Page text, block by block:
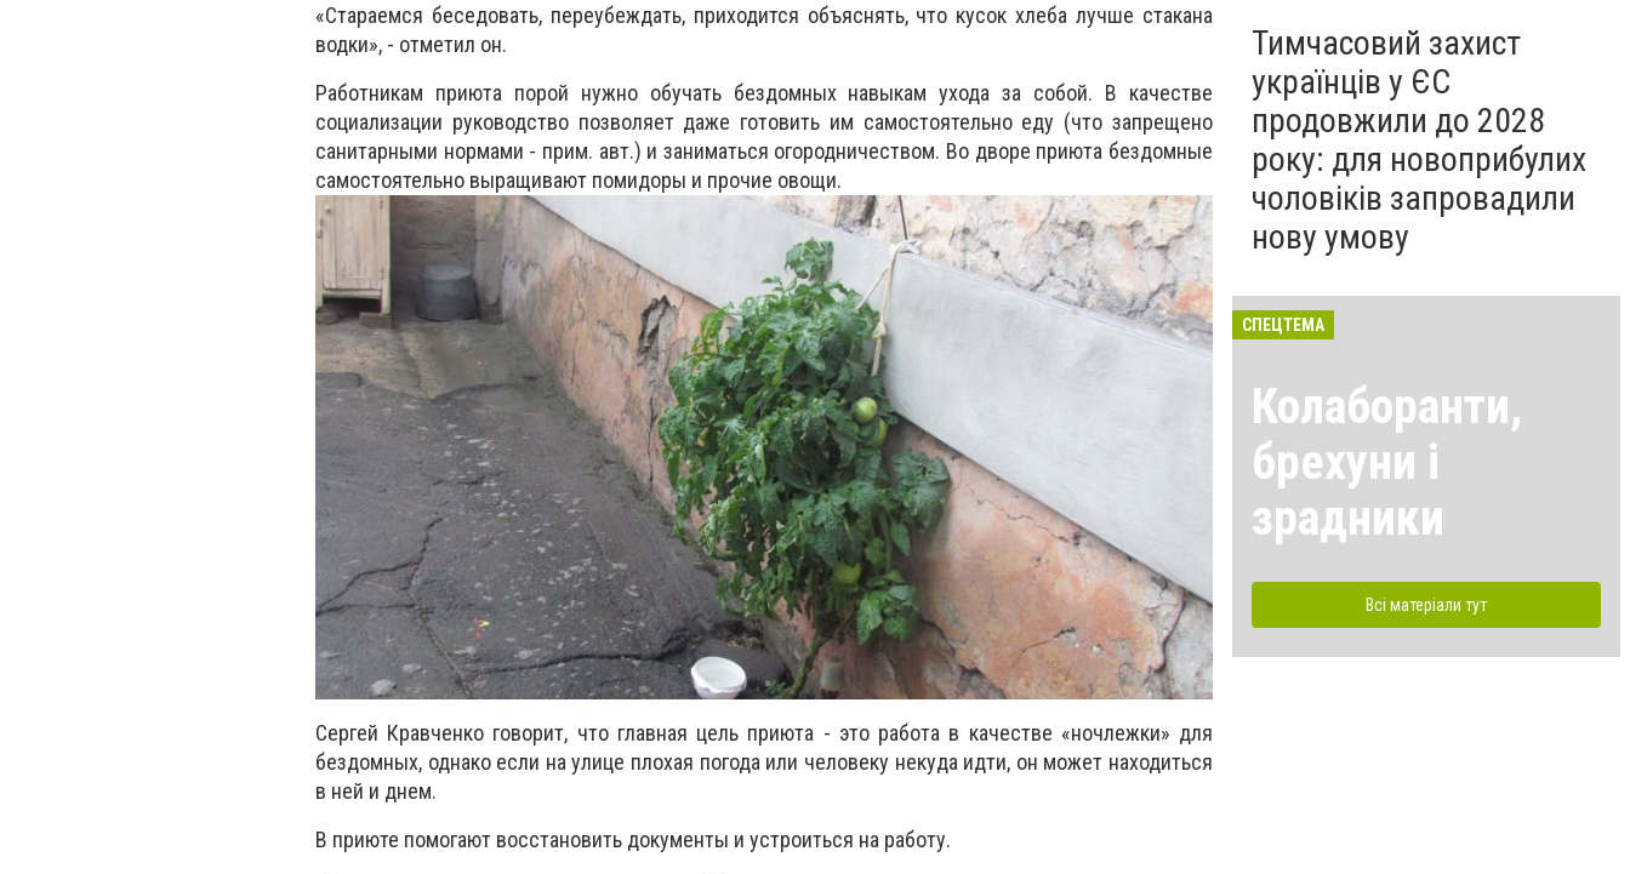
«Стараемся беседовать, переубеждать, приходится объяснять, что кусок хлеба лучше стакана
водки», - отметил он.
Работникам приюта порой нужно обучать бездомных навыкам ухода за собой. В качестве
социализации руководство позволяет даже готовить им самостоятельно еду (что запрещено
санитарными нормами - прим. авт.) и заниматься огородничеством. Во дворе приюта бездомные
самостоятельно выращивают помидоры и прочие овощи.
Сергей Кравченко говорит, что главная цель приюта - это работа в качестве «ночлежки» для
бездомных, однако если на улице плохая погода или человеку некуда идти, он может находиться
в ней и днем.
В приюте помогают восстановить документы и устроиться на работу.
Тимчасовий захист
українців у ЄС
продовжили до 2028
року: для новоприбулих
чоловіків запровадили
нову умову
СПЕЦТЕМА
Колаборанти,
брехуни і
зрадники
Всі матеріали тут